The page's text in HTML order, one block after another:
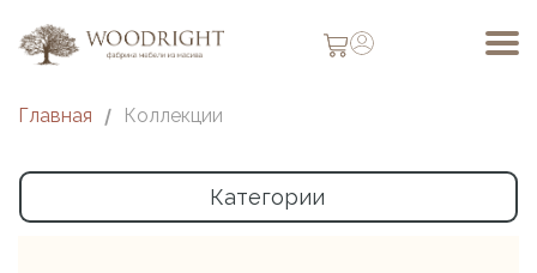
Главная / Коллекции
Категории